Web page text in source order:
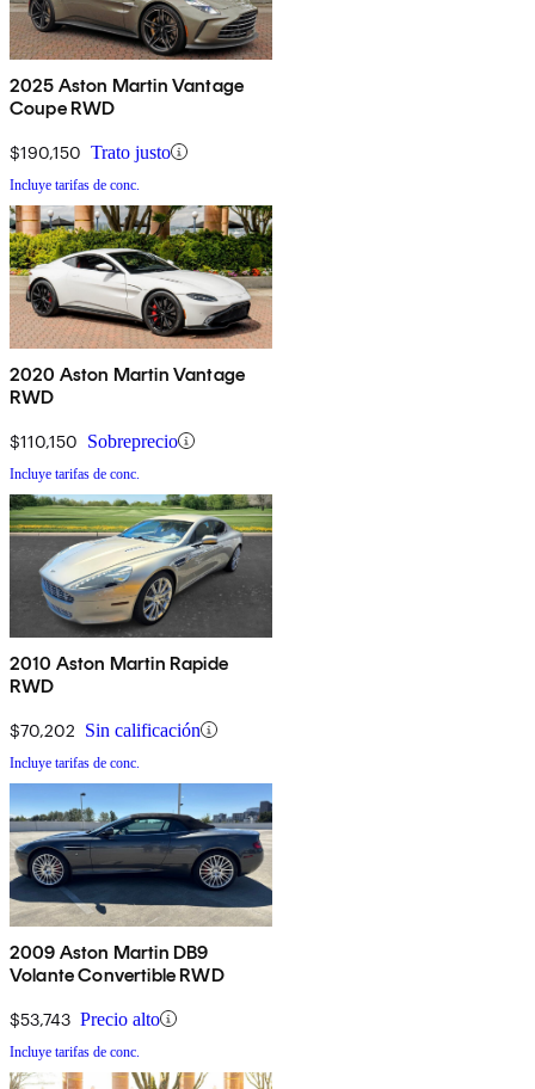
2025 Aston Martin Vantage
Coupe RWD
$190,150 Trato justo
Incluye tarifas de conc.
2020 Aston Martin Vantage
RWD
$110,150 Sobreprecio
Incluye tarifas de conc.
2010 Aston Martin Rapide
RWD
$70,202 Sin calificación
Incluye tarifas de conc.
2009 Aston Martin DB9
Volante Convertible RWD
$53,743 Precio alto
Incluye tarifas de conc.